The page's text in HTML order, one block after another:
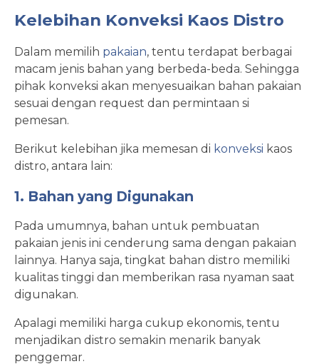
Kelebihan Konveksi Kaos Distro
Dalam memilih pakaian, tentu terdapat berbagai
macam jenis bahan yang berbeda-beda. Sehingga
pihak konveksi akan menyesuaikan bahan pakaian
sesuai dengan request dan permintaan si
pemesan.
Berikut kelebihan jika memesan di konveksi kaos
distro, antara lain:
1. Bahan yang Digunakan
Pada umumnya, bahan untuk pembuatan
pakaian jenis ini cenderung sama dengan pakaian
lainnya. Hanya saja, tingkat bahan distro memiliki
kualitas tinggi dan memberikan rasa nyaman saat
digunakan.
Apalagi memiliki harga cukup ekonomis, tentu
menjadikan distro semakin menarik banyak
penggemar.